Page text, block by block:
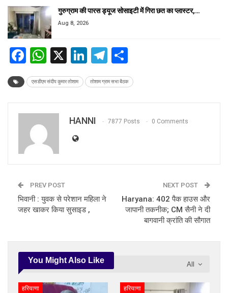
गुरुग्राम की पारस ड्यूज सोसाइटी में गिरा छत का प्लास्टर,…
Aug 8, 2026
Facebook
WhatsApp
X LinkedIn
Telegram
एसडीएम संदीप कुमार तोशाम तोशाम ग्राम सभा बैठक
HANNI 7877 Posts 0 Comments
PREV POST
भिवानी : युवक से परेशान महिला ने
जहर खाकर किया सुसाइड ,
NEXT POST
Haryana: 402 पैक हाउस और
जापानी तकनीक; CM सैनी ने दी
बागवानी क्रांति की सौगात
All
You Might Also Like
हरियाणा हरियाणा